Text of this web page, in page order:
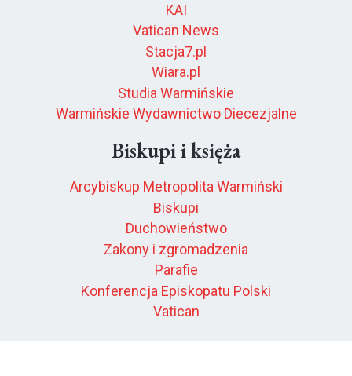
KAI
Vatican News
Stacja7.pl
Wiara.pl
Studia Warmińskie
Warmińskie Wydawnictwo Diecezjalne
Biskupi i księża
Arcybiskup Metropolita Warmiński
Biskupi
Duchowieństwo
Zakony i zgromadzenia
Parafie
Konferencja Episkopatu Polski
Vatican